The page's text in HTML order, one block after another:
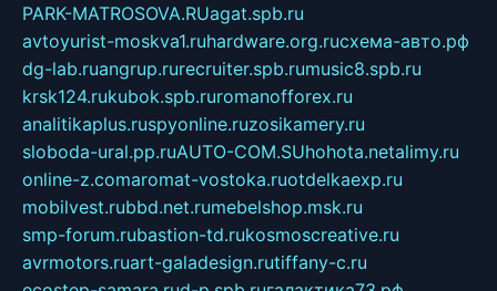
PARK-MATROSOVA.RUagat.spb.ru
avtoyurist-moskva1.ruhardware.org.ruсхема-авто.рф
dg-lab.ruangrup.rurecruiter.spb.rumusic8.spb.ru
krsk124.rukubok.spb.ruromanofforex.ru
analitikaplus.ruspyonline.ruzosikamery.ru
sloboda-ural.pp.ruAUTO-COM.SUhohota.netalimy.ru
online-z.comaromat-vostoka.ruotdelkaexp.ru
mobilvest.rubbd.net.rumebelshop.msk.ru
smp-forum.rubastion-td.rukosmoscreative.ru
avrmotors.ruart-galadesign.rutiffany-c.ru